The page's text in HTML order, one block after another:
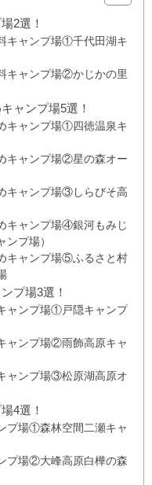
2選！
キャンプ場①千代田湖キ
キャンプ場②かじかの里
ャンプ場5選！
キャンプ場①四徳温泉キ
キャンプ場②星の森オー
キャンプ場③しらびそ高
キャンプ場④銀河もみじ
プ場）
キャンプ場⑤ふるさと村
プ場3選！
ャンプ場①戸隠キャンプ
ャンプ場②雨飾高原キャ
ャンプ場③松原湖高原オ
4選！
プ場①森林空間二瀬キャ
プ場②大峰高原白樺の森